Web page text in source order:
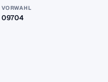
VORWAHL
09704